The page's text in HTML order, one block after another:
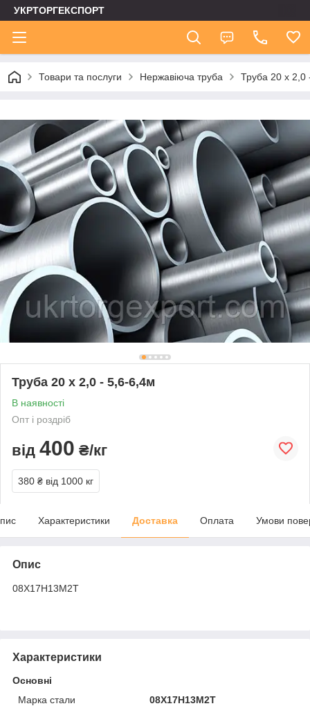
УКРТОРГЕКСПОРТ
Товари та послуги Нержавіюча труба Труба 20 х
Труба 20 х 2,0 - 5,6-6,4м
В наявності
Опт і роздріб
від 400 ₴/кг
380 ₴ від 1000 кг
Характеристики Доставка Оплата Умови
Опис
08Х17Н13М2Т
Характеристики
Основні
Марка стали
08Х17Н13М2Т